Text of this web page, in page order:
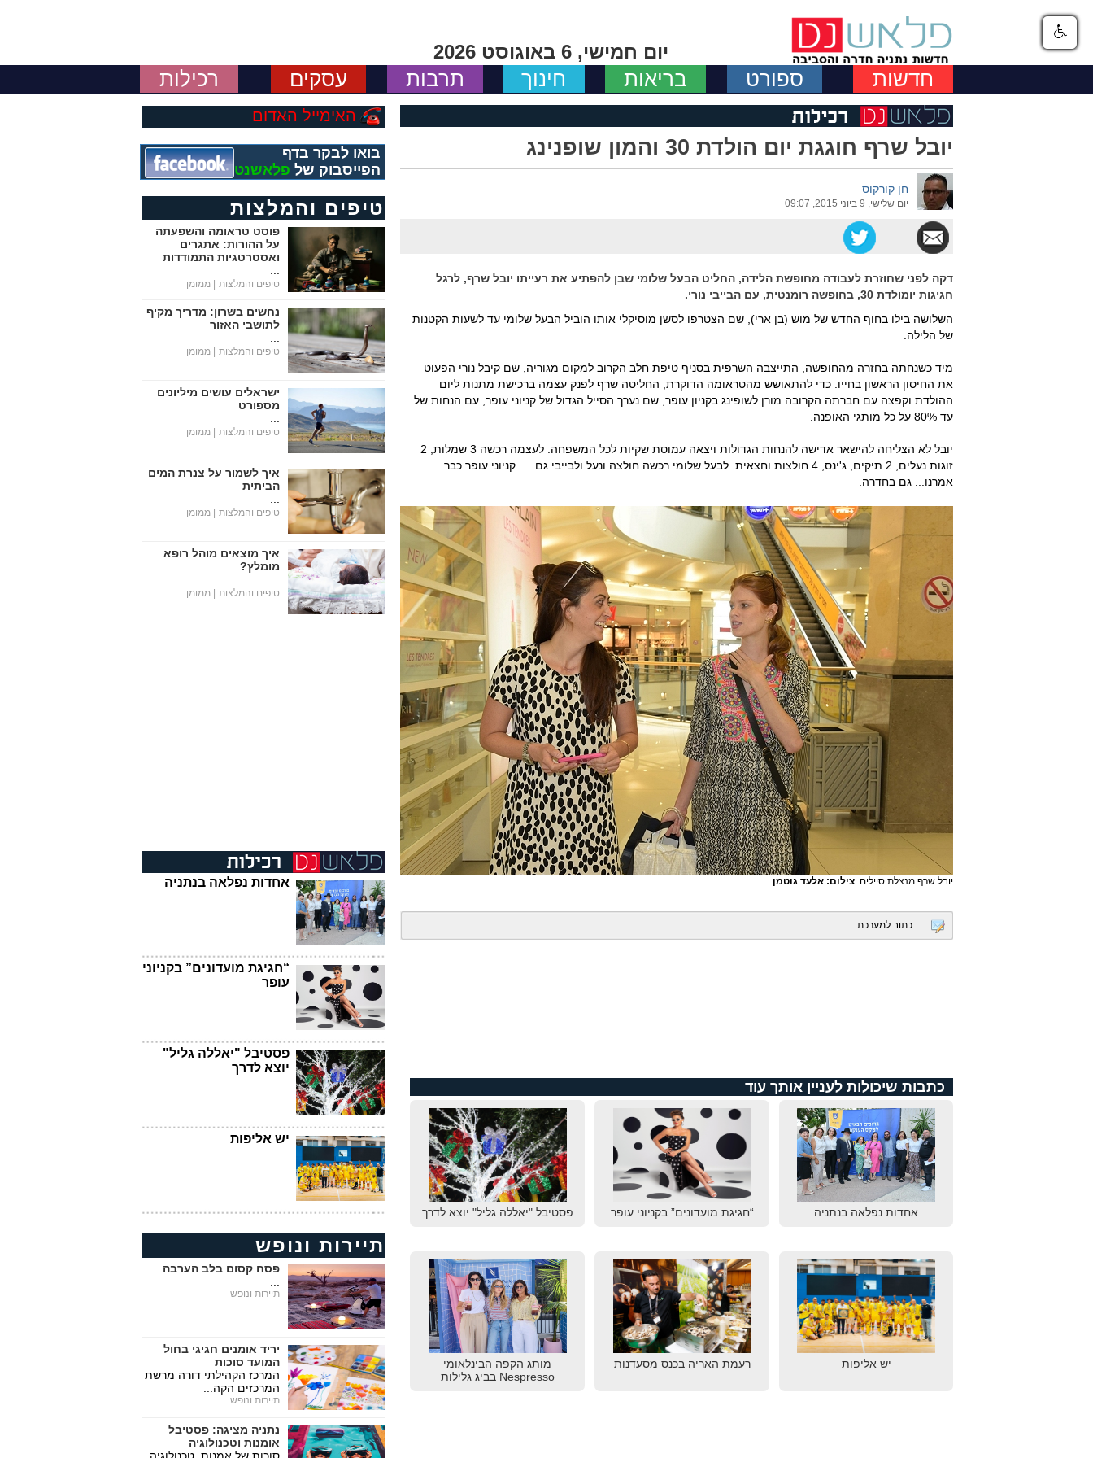
יום חמישי, 6 באוגוסט 2026
חדשות ספורט בריאות חינוך תרבות עסקים רכילות
יובל שרף חוגגת יום הולדת 30 והמון שופנינג
חן קורקוס
יום שלישי, 9 ביוני 2015, 09:07
דקה לפני שחוזרת לעבודה מחופשת הלידה, החליט הבעל שלומי שבן להפתיע את רעייתו יובל שרף, לרגל
חגיגות יומולדת 30, בחופשה רומנטית, עם הבייבי נורי.
השלושה בילו בחוף החדש של מוש (בן ארי), שם הצטרפו לסשן מוסיקלי אותו הוביל הבעל שלומי עד לשעות הקטנות
של הלילה.
מיד כשנחתה בחזרה מהחופשה, התייצבה השרפית בסניף טיפת חלב הקרוב למקום מגוריה, שם קיבל נורי הפעוט
את החיסון הראשון בחייו. כדי להתאושש מהטראומה הדוקרת, החליטה שרף לפנק עצמה ברכישת מתנות ליום
ההולדת וקפצה עם חברתה הקרובה מורן לשופינג בקניון עופר, שם נערך הסייל הגדול של קניוני עופר, עם הנחות של
עד 80% על כל מותגי האופנה.
יובל לא הצליחה להישאר אדישה להנחות הגדולות ויצאה עמוסת שקיות לכל המשפחה. לעצמה רכשה 3 שמלות, 2
זוגות נעלים, 2 תיקים, ג'ינס, 4 חולצות וחצאית. לבעל שלומי רכשה חולצה ונעל ולבייבי גם..... קניוני עופר כבר
אמרנו... גם בחדרה.
יובל שרף מנצלת סיילים. צילום: אלעד גוטמן
כתוב למערכת
כתבות שיכולות לעניין אותך עוד
אחדות נפלאה בנתניה “חגיגת מועדונים” בקניוני עופר פסטיבל "יאללה גליל" יוצא לדרך
יש אליפות רעמת האריה בכנס מסעדנות
מותג הקפה הבינלאומי
Nespresso בביג גלילות
האימייל האדום
בואו לבקר בדף
הפייסבוק של פלאשנט
טיפים והמלצות
פוסט טראומה והשפעתה
על ההורות: אתגרים
ואסטרטגיות התמודדות
טיפים והמלצות | ממומן
נחשים בשרון: מדריך מקיף
לתושבי האזור
טיפים והמלצות | ממומן
ישראלים עושים מיליונים
מספורט
טיפים והמלצות | ממומן
איך לשמור על צנרת המים
הביתית
טיפים והמלצות | ממומן
איך מוצאים מוהל רופא
מומלץ?
טיפים והמלצות | ממומן
אחדות נפלאה בנתניה
“חגיגת מועדונים” בקניוני
עופר
פסטיבל "יאללה גליל"
יוצא לדרך
יש אליפות
תיירות ונופש
פסח קסום בלב הערבה
תיירות ונופש
יריד אומנים חגיגי בחול
המועד סוכות
המרכז הקהילתי דורה מרשת
המרכזים הקה...
תיירות ונופש
נתניה מציגה: פסטיבל
אומנות וטכנולוגיה